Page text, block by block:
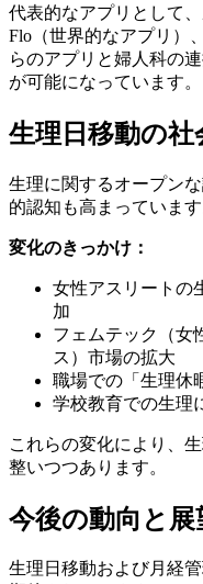
代表的なアプリとして
Flo（世界的なアプリ）
らのアプリと婦人科の
が可能になっています。
生理日移動の
生理に関するオープン
的認知も高まっています
変化のきっかけ：
女性アスリートの
加
フェムテック（女
ス）市場の拡大
職場での「生理休
学校教育での生理
これらの変化により、
整いつつあります。
今後の動向と展
生理日移動および月経